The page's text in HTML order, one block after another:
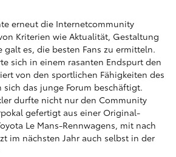
erneut die Internetcommunity
Kriterien wie Aktualität, Gestaltung
es, die besten Fans zu ermitteln.
sich in einem rasanten Endspurt den
von den sportlichen Fähigkeiten des
sich das junge Forum beschäftigt.
durfte nicht nur den Community
gefertigt aus einer Original-
Le Mans-Rennwagens, mit nach
im nächsten Jahr auch selbst in der